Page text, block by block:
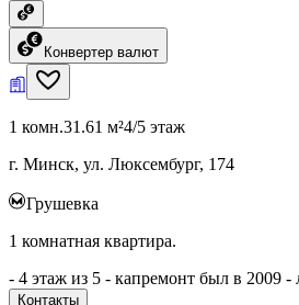
Конвертер валют
1 комн.31.61 м²4/5 этаж
г. Минск, ул. Люксембург, 174
Грушевка
1 комнатная квартира.
- 4 этаж из 5 - капремонт был в 2009 -
Контакты